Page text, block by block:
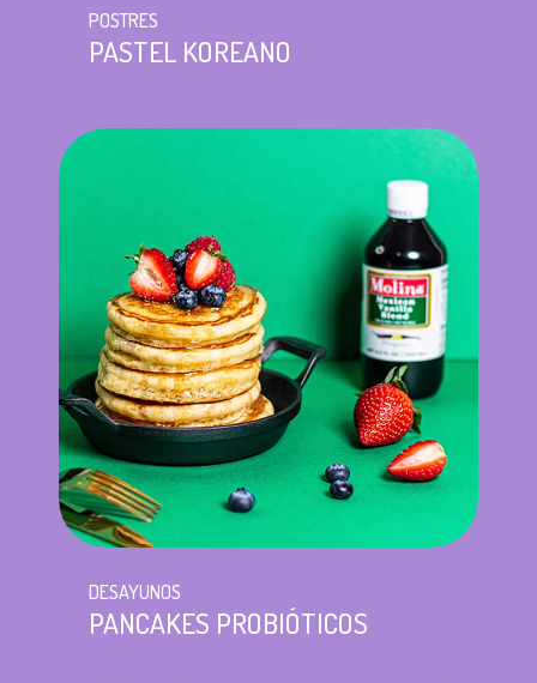
POSTRES
PASTEL KOREANO
DESAYUNOS
PANCAKES PROBIÓTICOS